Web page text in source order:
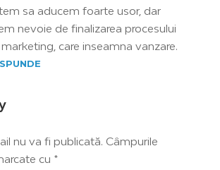
sa aducem foarte usor, dar
nevoie de finalizarea procesului
care inseamna vanzare.
nu va fi publicată. Câmpurile
cu *